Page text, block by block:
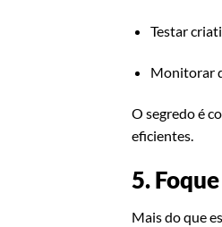
Testar
Monitorar
O segredo é
eficientes.
5.
Mais do que